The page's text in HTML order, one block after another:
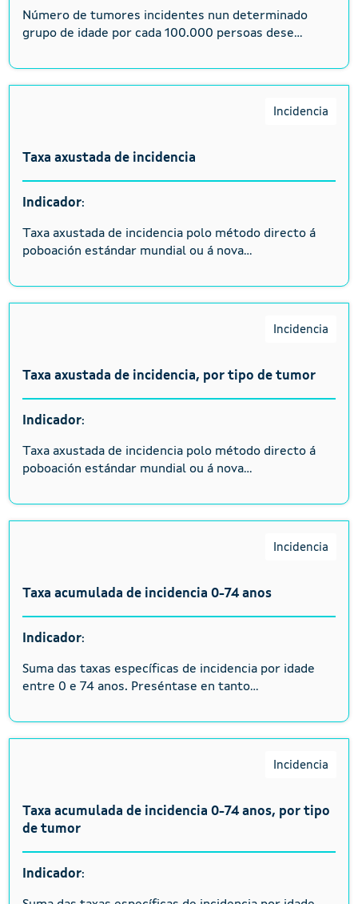
Número de tumores incidentes nun determinado
grupo de idade por cada 100.000 persoas dese...
Incidencia
Taxa axustada de incidencia
Indicador:
Taxa axustada de incidencia polo método directo á
poboación estándar mundial ou á nova...
Incidencia
Taxa axustada de incidencia, por tipo de tumor
Indicador:
Taxa axustada de incidencia polo método directo á
poboación estándar mundial ou á nova...
Incidencia
Taxa acumulada de incidencia 0-74 anos
Indicador:
Suma das taxas específicas de incidencia por idade
entre 0 e 74 anos. Preséntase en tanto...
Incidencia
Taxa acumulada de incidencia 0-74 anos, por tipo
de tumor
Indicador: